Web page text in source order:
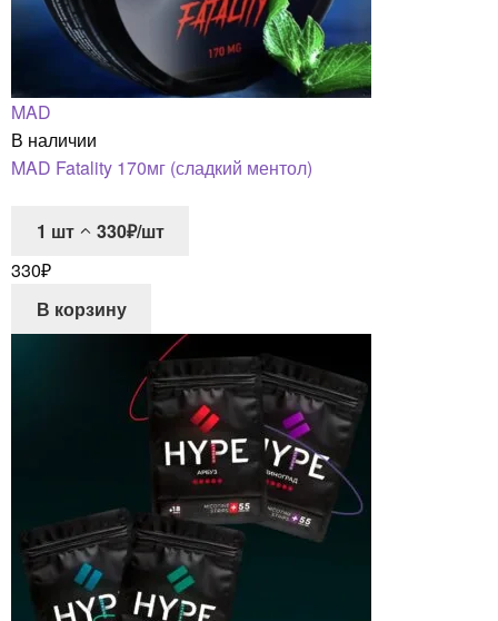
MAD
В наличии
MAD Fatality 170мг (сладкий ментол)
1 шт
330₽/шт
330₽
В корзину